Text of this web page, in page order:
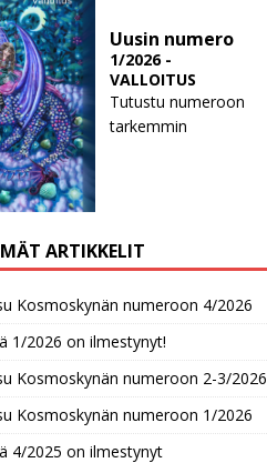
Uusin numero
1/2026 -
VALLOITUS
Tutustu numeroon
tarkemmin
ARTIKKELIT
Kosmoskynän numeroon 4/2026
1/2026 on ilmestynyt!
Kosmoskynän numeroon 2-3/2026
Kosmoskynän numeroon 1/2026
4/2025 on ilmestynyt